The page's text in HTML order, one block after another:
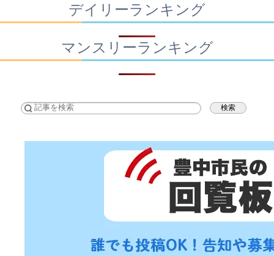
デイリーランキング
マンスリーランキング
検索